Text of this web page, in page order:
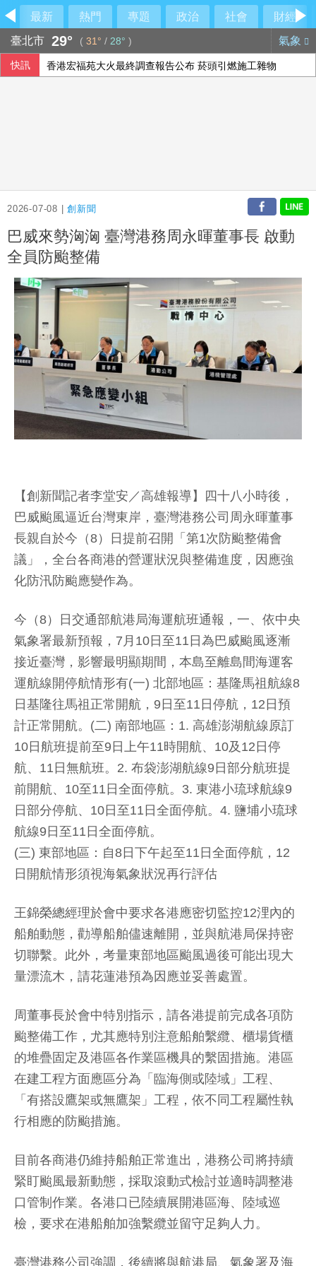
最新 熱門 專題 政治 社會
財經
臺北市 29° ( 31° / 28° ) 氣象
快訊 香港宏福苑大火最終調查報告公布 菸頭引燃施工雜物
2026-07-08 |創新聞
巴威來勢洶洶 臺灣港務周永暉董事長 啟動
全員防颱整備
【創新聞記者李堂安／高雄報導】四十八小時後，
巴威颱風逼近台灣東岸，臺灣港務公司周永暉董事
長親自於今（8）日提前召開「第1次防颱整備會
議」，全台各商港的營運狀況與整備進度，因應強
化防汛防颱應變作為。
今（8）日交通部航港局海運航班通報，一、依中央
氣象署最新預報，7月10日至11日為巴威颱風逐漸
接近臺灣，影響最明顯期間，本島至離島間海運客
運航線開停航情形有(一) 北部地區：基隆馬祖航線8
日基隆往馬祖正常開航，9日至11日停航，12日預
計正常開航。(二) 南部地區：1. 高雄澎湖航線原訂
10日航班提前至9日上午11時開航、10及12日停
航、11日無航班。2. 布袋澎湖航線9日部分航班提
前開航、10至11日全面停航。3. 東港小琉球航線9
日部分停航、10日至11日全面停航。4. 鹽埔小琉球
航線9日至11日全面停航。
(三) 東部地區：自8日下午起至11日全面停航，12
日開航情形須視海氣象狀況再行評估
王錦榮總經理於會中要求各港應密切監控12浬內的
船舶動態，勸導船舶儘速離開，並與航港局保持密
切聯繫。此外，考量東部地區颱風過後可能出現大
量漂流木，請花蓮港預為因應並妥善處置。
周董事長於會中特別指示，請各港提前完成各項防
颱整備工作，尤其應特別注意船舶繫纜、櫃場貨櫃
的堆疊固定及港區各作業區機具的繫固措施。港區
在建工程方面應區分為「臨海側或陸域」工程、
「有搭設鷹架或無鷹架」工程，依不同工程屬性執
行相應的防颱措施。
目前各商港仍維持船舶正常進出，港務公司將持續
緊盯颱風最新動態，採取滾動式檢討並適時調整港
口管制作業。各港口已陸續展開港區海、陸域巡
檢，要求在港船舶加強繫纜並留守足夠人力。
臺灣港務公司強調，後續將與航港局、氣象署及海